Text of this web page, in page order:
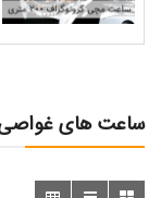
ساعت های